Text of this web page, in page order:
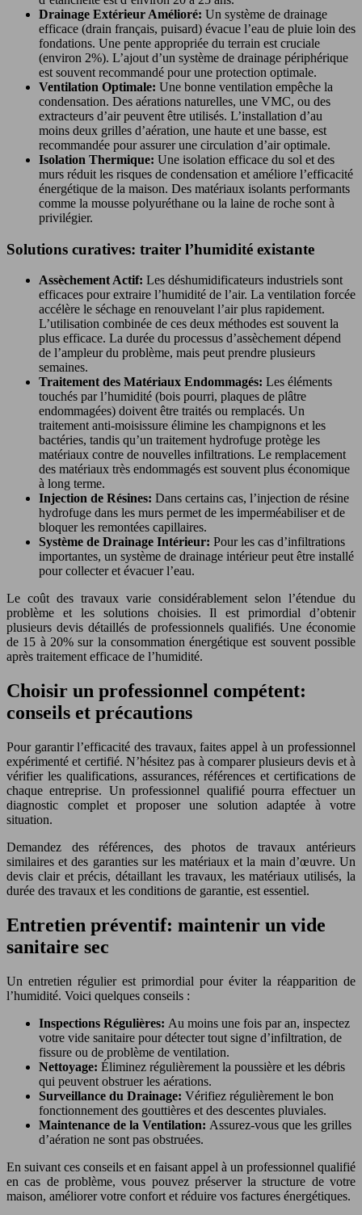
Drainage Extérieur Amélioré: Un système de drainage
efficace (drain français, puisard) évacue l’eau de pluie loin des
fondations. Une pente appropriée du terrain est cruciale
(environ 2%). L’ajout d’un système de drainage périphérique
est souvent recommandé pour une protection optimale.
Ventilation Optimale: Une bonne ventilation empêche la
condensation. Des aérations naturelles, une VMC, ou des
extracteurs d’air peuvent être utilisés. L’installation d’au
moins deux grilles d’aération, une haute et une basse, est
recommandée pour assurer une circulation d’air optimale.
Isolation Thermique: Une isolation efficace du sol et des
murs réduit les risques de condensation et améliore l’efficacité
énergétique de la maison. Des matériaux isolants performants
comme la mousse polyuréthane ou la laine de roche sont à
privilégier.
Solutions curatives: traiter l’humidité existante
Assèchement Actif: Les déshumidificateurs industriels sont
efficaces pour extraire l’humidité de l’air. La ventilation forcée
accélère le séchage en renouvelant l’air plus rapidement.
L’utilisation combinée de ces deux méthodes est souvent la
plus efficace. La durée du processus d’assèchement dépend
de l’ampleur du problème, mais peut prendre plusieurs
semaines.
Traitement des Matériaux Endommagés: Les éléments
touchés par l’humidité (bois pourri, plaques de plâtre
endommagées) doivent être traités ou remplacés. Un
traitement anti-moisissure élimine les champignons et les
bactéries, tandis qu’un traitement hydrofuge protège les
matériaux contre de nouvelles infiltrations. Le remplacement
des matériaux très endommagés est souvent plus économique
à long terme.
Injection de Résines: Dans certains cas, l’injection de résine
hydrofuge dans les murs permet de les imperméabiliser et de
bloquer les remontées capillaires.
Système de Drainage Intérieur: Pour les cas d’infiltrations
importantes, un système de drainage intérieur peut être installé
pour collecter et évacuer l’eau.
Le coût des travaux varie considérablement selon l’étendue du
problème et les solutions choisies. Il est primordial d’obtenir
plusieurs devis détaillés de professionnels qualifiés. Une économie
de 15 à 20% sur la consommation énergétique est souvent possible
après traitement efficace de l’humidité.
Choisir un professionnel compétent:
conseils et précautions
Pour garantir l’efficacité des travaux, faites appel à un professionnel
expérimenté et certifié. N’hésitez pas à comparer plusieurs devis et à
vérifier les qualifications, assurances, références et certifications de
chaque entreprise. Un professionnel qualifié pourra effectuer un
diagnostic complet et proposer une solution adaptée à votre
situation.
Demandez des références, des photos de travaux antérieurs
similaires et des garanties sur les matériaux et la main d’œuvre. Un
devis clair et précis, détaillant les travaux, les matériaux utilisés, la
durée des travaux et les conditions de garantie, est essentiel.
Entretien préventif: maintenir un vide
sanitaire sec
Un entretien régulier est primordial pour éviter la réapparition de
l’humidité. Voici quelques conseils :
Inspections Régulières: Au moins une fois par an, inspectez
votre vide sanitaire pour détecter tout signe d’infiltration, de
fissure ou de problème de ventilation.
Nettoyage: Éliminez régulièrement la poussière et les débris
qui peuvent obstruer les aérations.
Surveillance du Drainage: Vérifiez régulièrement le bon
fonctionnement des gouttières et des descentes pluviales.
Maintenance de la Ventilation: Assurez-vous que les grilles
d’aération ne sont pas obstruées.
En suivant ces conseils et en faisant appel à un professionnel qualifié
en cas de problème, vous pouvez préserver la structure de votre
maison, améliorer votre confort et réduire vos factures énergétiques.